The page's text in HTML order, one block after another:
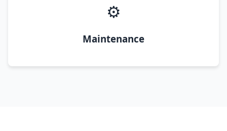
⚙️
Maintenance